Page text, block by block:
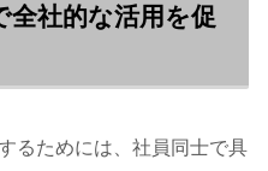
全社的な活用を促
るためには、社員同士で具